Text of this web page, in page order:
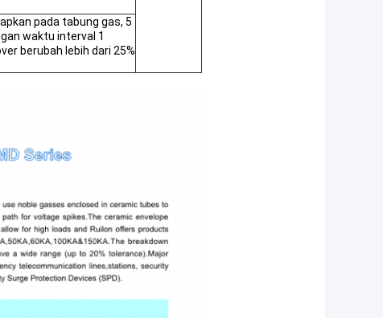
pada tabung gas, 5
waktu interval 1
berubah lebih dari 25%